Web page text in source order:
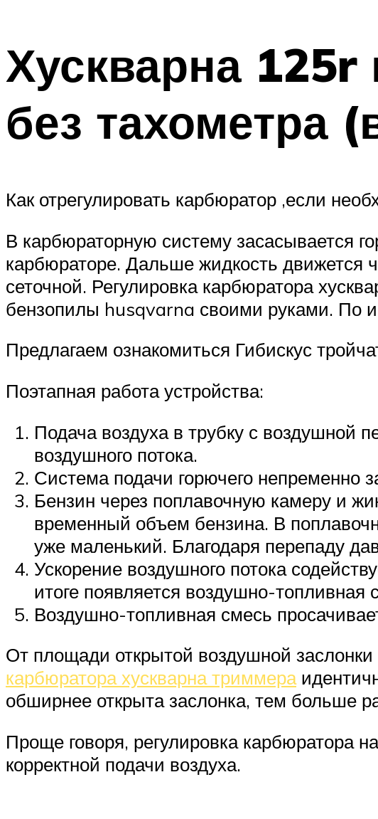
Хускварна 125r
без тахометра
Как отрегулировать карбюратор ,если
В карбюраторную систему засасывается
карбюраторе. Дальше жидкость движется
сеточной. Регулировка карбюратора
бензопилы husqvarna своими руками. По
Предлагаем ознакомиться Гибискус
Поэтапная работа устройства:
Подача воздуха в трубку с воздушной
воздушного потока.
Система подачи горючего непременно
Бензин через поплавочную камеру и
временный объем бензина. В
уже маленький. Благодаря перепаду
Ускорение воздушного потока
итоге появляется воздушно-
Воздушно-топливная смесь
От площади открытой воздушной заслонки
карбюратора хускварна триммера
обширнее открыта заслонка, тем больше
Проще говоря, регулировка карбюратора
корректной подачи воздуха.